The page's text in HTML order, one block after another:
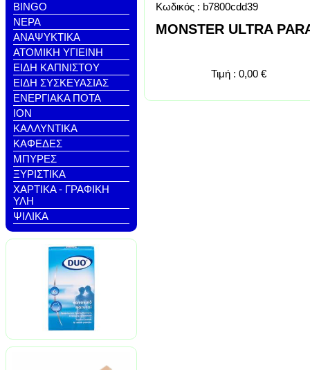
BINGO
NEΡΑ
ΑΝΑΨΥΚΤΙΚΑ
ΑΤΟΜΙΚΗ ΥΓΙΕΙΝΗ
ΕΙΔΗ ΚΑΠΝΙΣΤΟΥ
ΕΙΔΗ ΣΥΣΚΕΥΑΣΙΑΣ
ΕΝΕΡΓΙΑΚΑ ΠΟΤΑ
ΙΟΝ
ΚΑΛΛΥΝΤΙΚΑ
ΚΑΦΕΔΕΣ
ΜΠΥΡΕΣ
ΞΥΡΙΣΤΙΚΑ
ΧΑΡΤΙΚΑ - ΓΡΑΦΙΚΗ
ΥΛΗ
ΨΙΛΙΚΑ
Κωδικός : b7800cdd39
MONSTER ULTRA
Τιμή : 0,00 €